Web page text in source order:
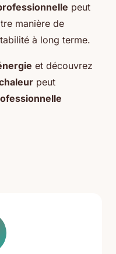
peut
manière de
à long terme.
et découvrez
peut